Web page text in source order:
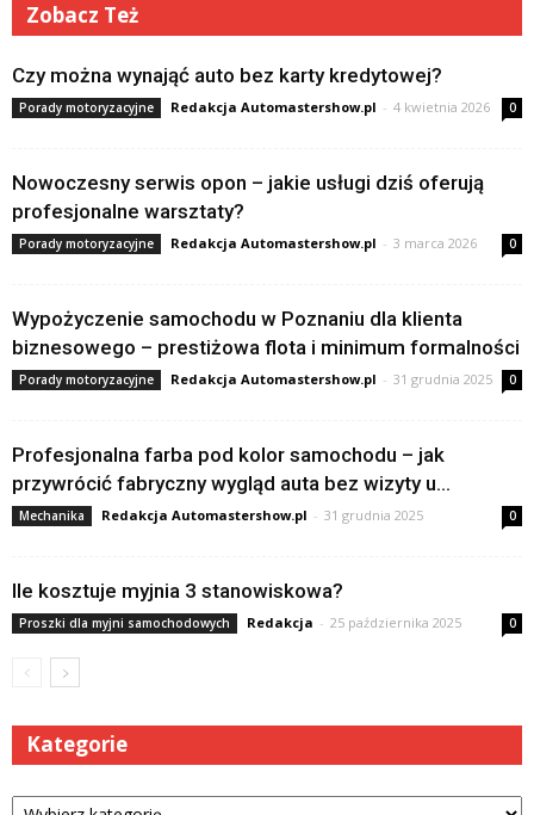
Zobacz Też
Czy można wynająć auto bez karty kredytowej?
Porady motoryzacyjne Redakcja Automastershow.pl - 4 kwietnia 2026 0
Nowoczesny serwis opon – jakie usługi dziś oferują
profesjonalne warsztaty?
Porady motoryzacyjne Redakcja Automastershow.pl - 3 marca 2026 0
Wypożyczenie samochodu w Poznaniu dla klienta
biznesowego – prestiżowa flota i minimum formalności
Porady motoryzacyjne Redakcja Automastershow.pl - 31 grudnia 2025 0
Profesjonalna farba pod kolor samochodu – jak
przywrócić fabryczny wygląd auta bez wizyty u...
Mechanika Redakcja Automastershow.pl - 31 grudnia 2025 0
Ile kosztuje myjnia 3 stanowiskowa?
Proszki dla myjni samochodowych Redakcja - 25 października 2025 0
Kategorie
Kategorie